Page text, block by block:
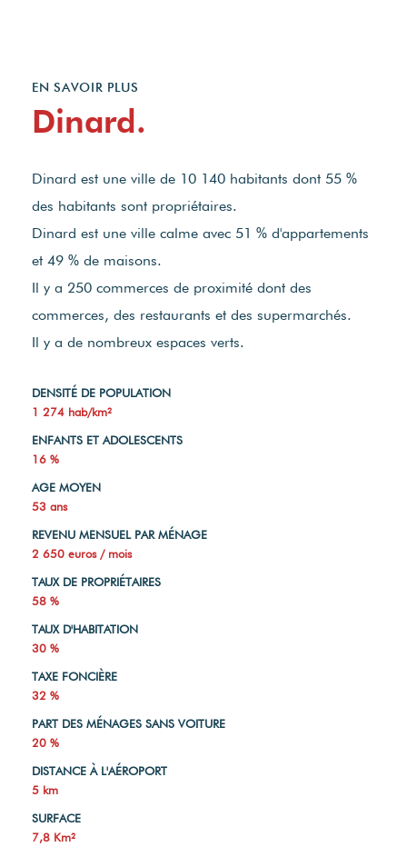
EN SAVOIR PLUS
Dinard.
Dinard est une ville de 10 140 habitants dont 55 %
des habitants sont propriétaires.
Dinard est une ville calme avec 51 % d'appartements
et 49 % de maisons.
Il y a 250 commerces de proximité dont des
commerces, des restaurants et des supermarchés.
Il y a de nombreux espaces verts.
DENSITÉ DE POPULATION
1 274 hab/km²
ENFANTS ET ADOLESCENTS
16 %
AGE MOYEN
53 ans
REVENU MENSUEL PAR MÉNAGE
2 650 euros / mois
TAUX DE PROPRIÉTAIRES
58 %
TAUX D'HABITATION
30 %
TAXE FONCIÈRE
32 %
PART DES MÉNAGES SANS VOITURE
20 %
DISTANCE À L'AÉROPORT
5 km
SURFACE
7,8 Km²